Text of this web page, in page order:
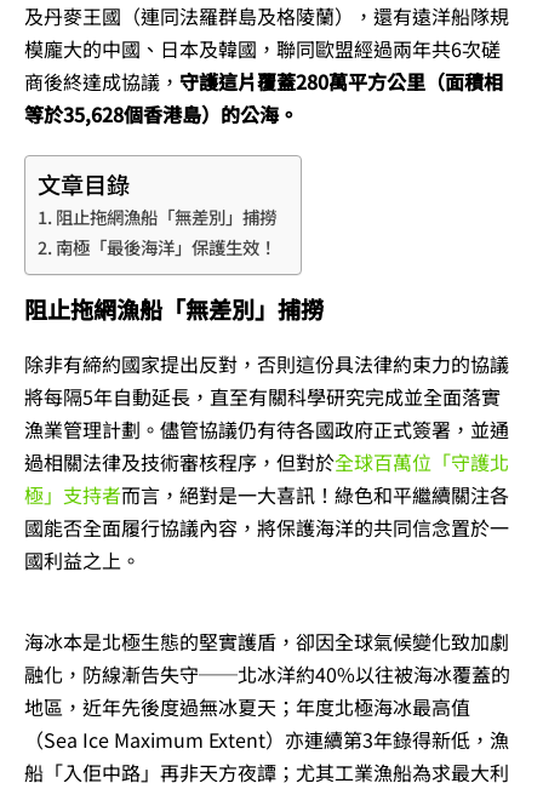
及丹麥王國（連同法羅群島及格陵蘭），還有遠洋船隊規
模龐大的中國、日本及韓國，聯同歐盟經過兩年共6次磋
商後終達成協議， 守護這片覆蓋280萬平方公里（面積相
等於35,628個香港島）的公海。
文章目錄
阻止拖網漁船「無差別」捕撈
南極「最後海洋」保護生效！
阻止拖網漁船「無差別」捕撈
除非有締約國家提出反對，否則這份具法律約束力的協議
將每隔5年自動延長，直至有關科學研究完成並全面落實
漁業管理計劃。儘管協議仍有待各國政府正式簽署，並通
過相關法律及技術審核程序，但對於全球百萬位「守護北
極」支持者而言，絕對是一大喜訊！綠色和平繼續關注各
國能否全面履行協議內容，將保護海洋的共同信念置於一
國利益之上。
海冰本是北極生態的堅實護盾，卻因全球氣候變化致加劇
融化，防線漸告失守──北冰洋約40%以往被海冰覆蓋的
地區，近年先後度過無冰夏天；年度北極海冰最高值
（Sea Ice Maximum Extent）亦連續第3年錄得新低，漁
船「入佢中路」再非天方夜譚；尤其工業漁船為求最大利